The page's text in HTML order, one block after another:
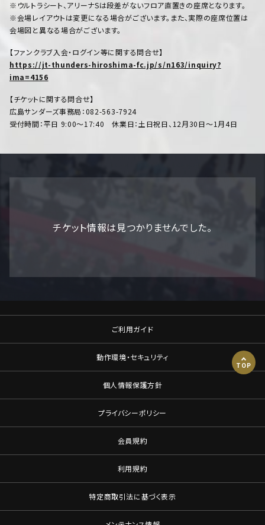
※ウルトラシート、アリーナSは段差がないフロア直置きの座席となります。
※会場レイアウトは変更になる場合がございます。また、実際の座席位置は
会場図と異なる場合がございます。
【ファンクラブ入会・ログイン等に関する問合せ】
https://jt-thunders-hiroshima-fc.jp/s/n163/inquiry?
ima=4156
【チケットに関する問合せ】
広島サンダーズ事務局：082-563-7924
受付時間：平日 9:00～17:40 休業日：土日祝日、12月30日～1月4日
チケット情報は見つかりませんでした。
ご利用ガイド
動作環境・セキュリティ
個人情報保護方針
プライバシーポリシー
会員規約
利用規約
特定商取引法に基づく表示
TOP